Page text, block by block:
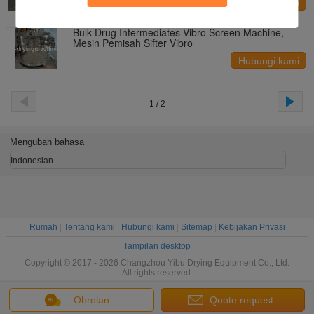
Hubungi kami
Bulk Drug Intermediates Vibro Screen Machine,
Mesin Pemisah Sifter Vibro
Hubungi kami
1 / 2
Obrolan Quote request
Mengubah bahasa
Indonesian
Rumah Tentang kami Hubungi kami Sitemap
Kebijakan Privasi
Tampilan desktop
Copyright © 2017 - 2026 Changzhou Yibu Drying Equipment Co., Ltd.
All rights reserved.